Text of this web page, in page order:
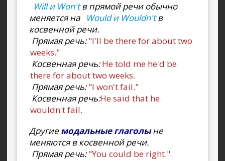
Will и Won'tв прямой речи обычно
меняется на
Would и Wouldn'tв
косвенной речи.
Прямая речь:"I'll be there for about two
weeks."
Косвенная речь:He told me he'd be
there for about two weeks.
Прямая речь:"I won't fail."
Косвенная речь:He said that he
wouldn't fail.
Другиемодальные глаголыне
меняются в косвенной речи.
Прямая речь:"You could be right."